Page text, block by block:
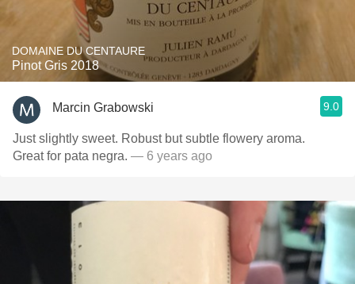
DOMAINE DU CENTAURE
Pinot Gris 2018
Marcin Grabowski 9.0
Just slightly sweet. Robust but subtle flowery aroma.
Great for pata negra. — 6 years ago